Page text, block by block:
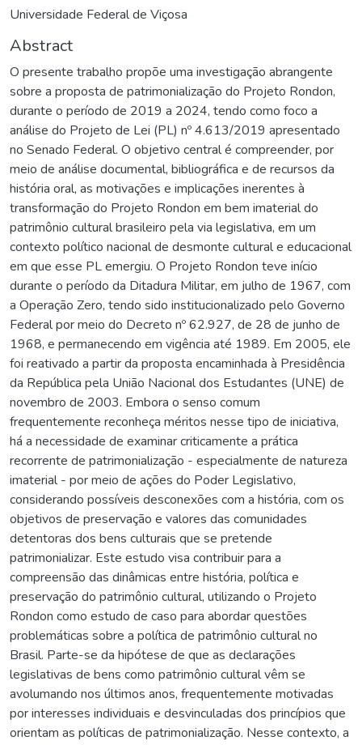
Universidade Federal de Viçosa
Abstract
O presente trabalho propõe uma investigação abrangente
sobre a proposta de patrimonialização do Projeto Rondon,
durante o período de 2019 a 2024, tendo como foco a
análise do Projeto de Lei (PL) nº 4.613/2019 apresentado
no Senado Federal. O objetivo central é compreender, por
meio de análise documental, bibliográfica e de recursos da
história oral, as motivações e implicações inerentes à
transformação do Projeto Rondon em bem imaterial do
patrimônio cultural brasileiro pela via legislativa, em um
contexto político nacional de desmonte cultural e educacional
em que esse PL emergiu. O Projeto Rondon teve início
durante o período da Ditadura Militar, em julho de 1967, com
a Operação Zero, tendo sido institucionalizado pelo Governo
Federal por meio do Decreto nº 62.927, de 28 de junho de
1968, e permanecendo em vigência até 1989. Em 2005, ele
foi reativado a partir da proposta encaminhada à Presidência
da República pela União Nacional dos Estudantes (UNE) de
novembro de 2003. Embora o senso comum
frequentemente reconheça méritos nesse tipo de iniciativa,
há a necessidade de examinar criticamente a prática
recorrente de patrimonialização - especialmente de natureza
imaterial - por meio de ações do Poder Legislativo,
considerando possíveis desconexões com a história, com os
objetivos de preservação e valores das comunidades
detentoras dos bens culturais que se pretende
patrimonializar. Este estudo visa contribuir para a
compreensão das dinâmicas entre história, política e
preservação do patrimônio cultural, utilizando o Projeto
Rondon como estudo de caso para abordar questões
problemáticas sobre a política de patrimônio cultural no
Brasil. Parte-se da hipótese de que as declarações
legislativas de bens como patrimônio cultural vêm se
avolumando nos últimos anos, frequentemente motivadas
por interesses individuais e desvinculadas dos princípios que
orientam as políticas de patrimonialização. Nesse contexto, a